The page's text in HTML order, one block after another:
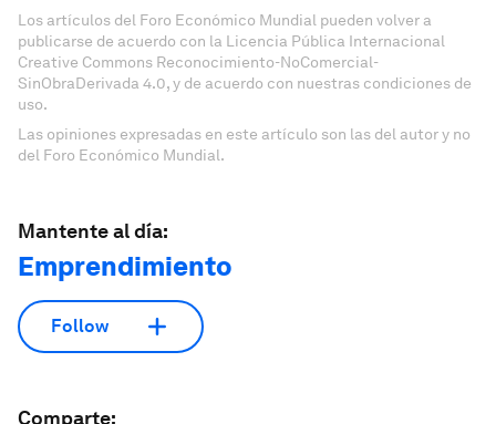
Los artículos del Foro Económico Mundial pueden volver a
publicarse de acuerdo con la Licencia Pública Internacional
Creative Commons Reconocimiento-NoComercial-
SinObraDerivada 4.0, y de acuerdo con nuestras condiciones de
uso.
Las opiniones expresadas en este artículo son las del autor y no
del Foro Económico Mundial.
Mantente al día:
Emprendimiento
Follow
Comparte: